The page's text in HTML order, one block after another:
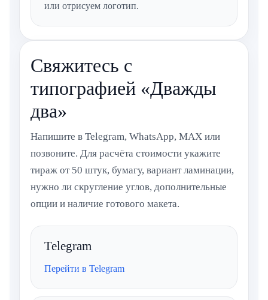
или отрисуем логотип.
Свяжитесь с
типографией «Дважды
два»
Напишите в Telegram, WhatsApp, MAX или
позвоните. Для расчёта стоимости укажите
тираж от 50 штук, бумагу, вариант ламинации,
нужно ли скругление углов, дополнительные
опции и наличие готового макета.
Telegram
Перейти в Telegram